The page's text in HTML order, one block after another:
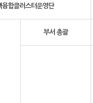
융합클러스터운영단
부서 총괄